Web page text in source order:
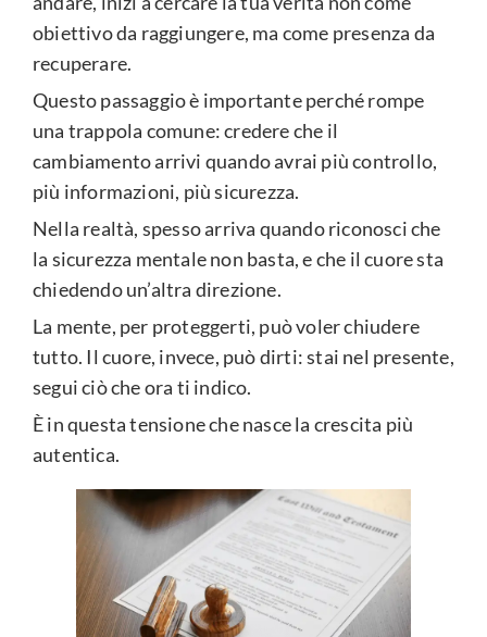
obiettivo da raggiungere, ma come presenza da
recuperare.
Questo passaggio è importante perché rompe
una trappola comune: credere che il
cambiamento arrivi quando avrai più controllo,
più informazioni, più sicurezza.
Nella realtà, spesso arriva quando riconosci che
la sicurezza mentale non basta, e che il cuore sta
chiedendo un’altra direzione.
La mente, per proteggerti, può voler chiudere
tutto. Il cuore, invece, può dirti: stai nel presente,
segui ciò che ora ti indico.
È in questa tensione che nasce la crescita più
autentica.